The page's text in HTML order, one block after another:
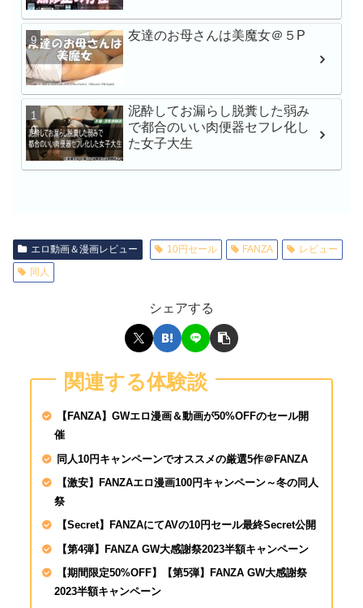
友達のお母さんは美魔女＠５P
泥酔してお漏らし脱糞した弱み
で都合のいい肉便器セフレ化し
た女子大生
出しハメ撮り 青山な
人
専門学校生 餓えた女
ックス！啼き叫ぶ絶頂
エロ動画＆漫画レビュー 10円セール FANZA
レビュー
同人
シェアする
関連する体験談
【FANZA】GWエロ漫画＆動画が50%OFFのセール開
催
同人10円キャンペーンでオススメの厳選5作＠FANZA
【激安】FANZAエロ漫画100円キャンペーン～冬の同人
祭
【Secret】FANZAにてAVの10円セール最終Secret公開
【第4弾】FANZA GW大感謝祭2023半額キャンペーン
【期間限定50%OFF】【第5弾】FANZA GW大感謝祭
2023半額キャンペーン